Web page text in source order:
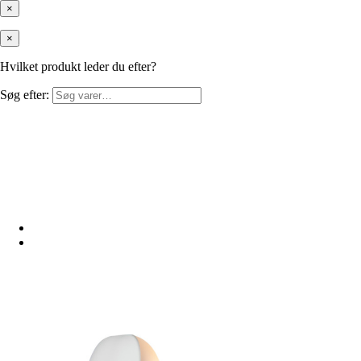
×
×
Hvilket produkt leder du efter?
Søg efter: